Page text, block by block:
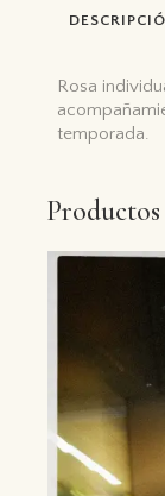
Rosa
temporada.